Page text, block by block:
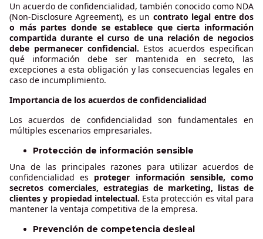
Un acuerdo de confidencialidad, también conocido como NDA
(Non-Disclosure Agreement), es un contrato legal entre dos
o más partes donde se establece que cierta información
compartida durante el curso de una relación de negocios
debe permanecer confidencial. Estos acuerdos especifican
qué información debe ser mantenida en secreto, las
excepciones a esta obligación y las consecuencias legales en
caso de incumplimiento.
Importancia de los acuerdos de confidencialidad
Los acuerdos de confidencialidad son fundamentales en
múltiples escenarios empresariales.
Protección de información sensible
Una de las principales razones para utilizar acuerdos de
confidencialidad es proteger información sensible, como
secretos comerciales, estrategias de marketing, listas de
clientes y propiedad intelectual. Esta protección es vital para
mantener la ventaja competitiva de la empresa.
Prevención de competencia desleal